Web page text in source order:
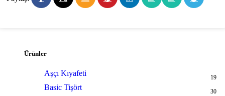
Ürünler
Aşçı Kıyafeti 19
Basic Tişört 30